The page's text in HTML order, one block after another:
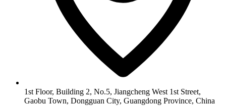
1st Floor, Building 2, No.5, Jiangcheng West 1st Street,
Gaobu Town, Dongguan City, Guangdong Province, China